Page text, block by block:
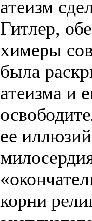
атеизм
Гитлер,
химеры
была
атеизма и
ее
корни